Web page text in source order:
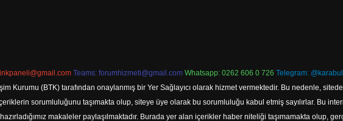
Teams: forumhizmeti@gmail.com Whatsapp: 0262 606 0 726 Telegram: @karabul
Kurumu (BTK) tarafından onaylanmış bir Yer Sağlayıcı olarak hizmet vermektedir. Bu nedenle,
sorumluluğunu taşımakta olup, siteye üye olarak bu sorumluluğu kabul etmiş sayılırlar. Bu
makaleler paylaşılmaktadır. Burada yer alan içerikler haber niteliği taşımamakta olup,